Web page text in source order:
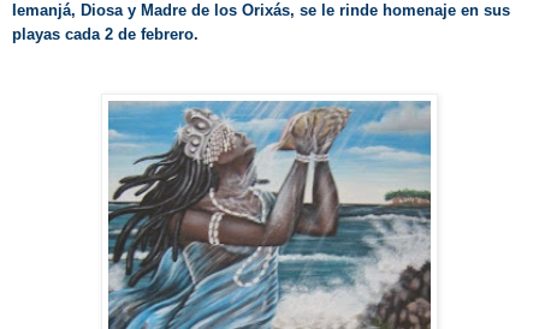
Iemanjá, Diosa y Madre de los Orixás, se le rinde homenaje en sus
playas cada 2 de febrero.